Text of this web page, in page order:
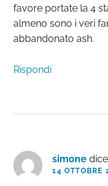
favore portate la 4
almeno sono i veri
abbandonato ash.
Rispondi
simone dice
14 OTTOBRE